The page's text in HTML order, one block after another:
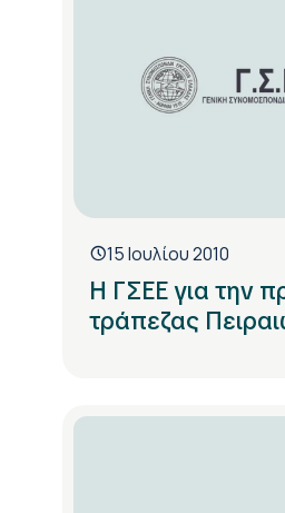
15 Ιουλίου 2010
Η ΓΣΕΕ για την
τράπεζας